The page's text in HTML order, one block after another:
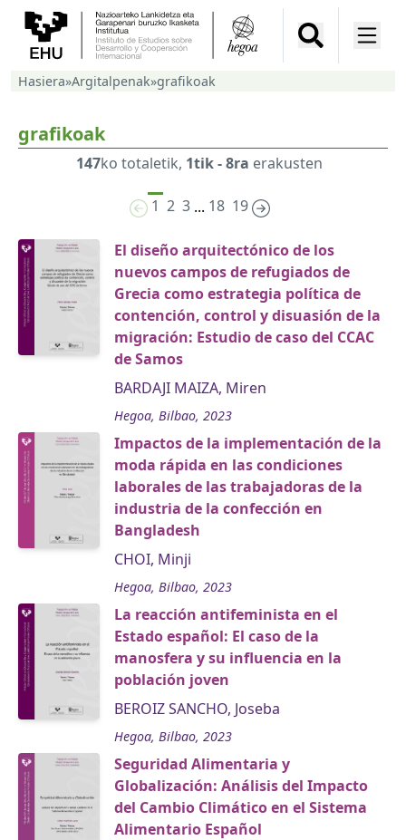
Hasiera»Argitalpenak»grafikoak
grafikoak
147ko totaletik, 1tik - 8ra erakusten
1 2 3 ... 18 19
El diseño arquitectónico de los
nuevos campos de refugiados de
Grecia como estrategia política de
contención, control y disuasión de la
migración: Estudio de caso del CCAC
de Samos
BARDAJI MAIZA, Miren
Hegoa, Bilbao, 2023
Impactos de la implementación de la
moda rápida en las condiciones
laborales de las trabajadoras de la
industria de la confección en
Bangladesh
CHOI, Minji
Hegoa, Bilbao, 2023
La reacción antifeminista en el
Estado español: El caso de la
manosfera y su influencia en la
población joven
BEROIZ SANCHO, Joseba
Hegoa, Bilbao, 2023
Seguridad Alimentaria y
Globalización: Análisis del Impacto
del Cambio Climático en el Sistema
Alimentario Español